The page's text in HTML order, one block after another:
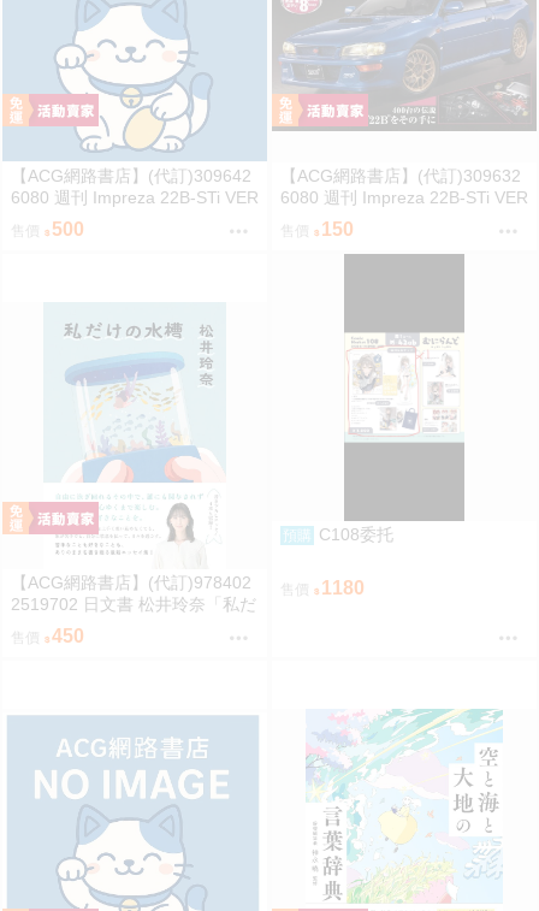
【ACG網路書店】(代訂)309642
6080 週刊 Impreza 22B-STi VER
SION をつくる (2)
500
【ACG網路書店】(代訂)309632
6080 週刊 Impreza 22B-STi VER
SION をつくる (1) 創刊號
150
【ACG網路書店】(代訂)978402
2519702 日文書 松井玲奈「私だ
けの水槽」
售價 450
預購 C108委托
售價 1180